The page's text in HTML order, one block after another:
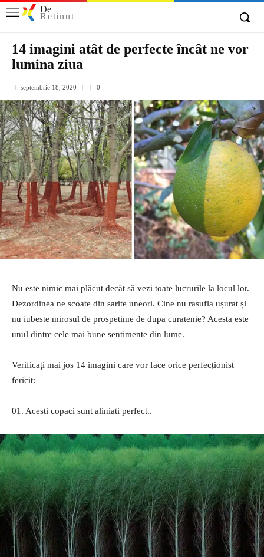
De
Retinut
14 imagini atât de perfecte încât ne vor
lumina ziua
septembrie 18, 2020 0
Nu este nimic mai plăcut decât să vezi toate lucrurile la locul lor.
Dezordinea ne scoate din sarite uneori. Cine nu rasufla ușurat și
nu iubeste mirosul de prospetime de dupa curatenie? Acesta este
unul dintre cele mai bune sentimente din lume.
Verificați mai jos 14 imagini care vor face orice perfecționist
fericit:
01. Acesti copaci sunt aliniati perfect..